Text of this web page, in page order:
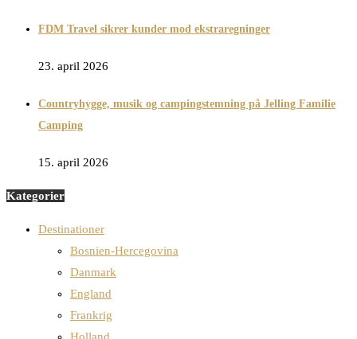
FDM Travel sikrer kunder mod ekstraregninger
23. april 2026
Countryhygge, musik og campingstemning på Jelling Familie
Camping
15. april 2026
Kategorier
Destinationer
Bosnien-Hercegovina
Danmark
England
Frankrig